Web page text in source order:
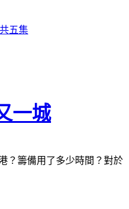
一城
？籌備用了多少時間？對於